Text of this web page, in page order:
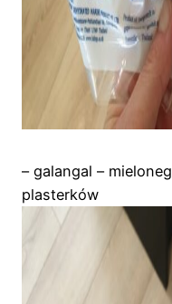
– galangal –
plasterków